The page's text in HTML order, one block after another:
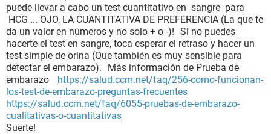
puede llevar a cabo un test cuantitativo en sangre para
HCG ... OJO, LA CUANTITATIVA DE PREFERENCIA (La que te
da un valor en números y no solo + o -)! Si no puedes
hacerte el test en sangre, toca esperar el retraso y hacer un
test simple de orina (Que también es muy sensible para
detectar el embarazo). Más información de Prueba de
embarazo https://salud.ccm.net/faq/256-como-funcionan-
los-test-de-embarazo-preguntas-frecuentes
https://salud.ccm.net/faq/6055-pruebas-de-embarazo-
cualitativas-o-cuantitativas
Suerte!